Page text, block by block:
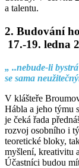
a talentu.
2. Budování
17.-19. ledna
„ ..nebude-li
se sama
V klášteře
Hábla a jeho týmu
je čeká řada
rozvoj osobního i
teoretické bloky,
myšlení, kreativitu
Účastníci budou